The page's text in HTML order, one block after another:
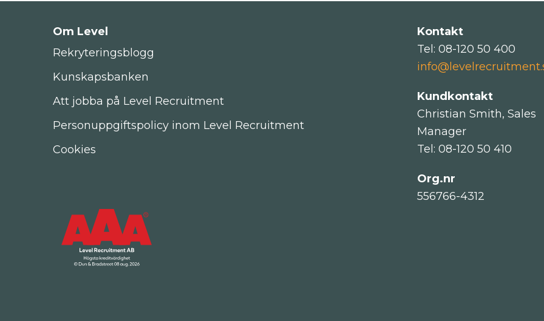
Om Level
Rekryteringsblogg
Kunskapsbanken
Att jobba på Level Recruitment
Personuppgiftspolicy inom Level Recruitment
Cookies
Kontakt
Tel: 08-120 50 400
Kundkontakt
Christian Smith, Sales
Manager
Tel: 08-120 50 410
Org.nr
556766-4312